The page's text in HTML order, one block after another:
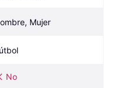
Mujer
No